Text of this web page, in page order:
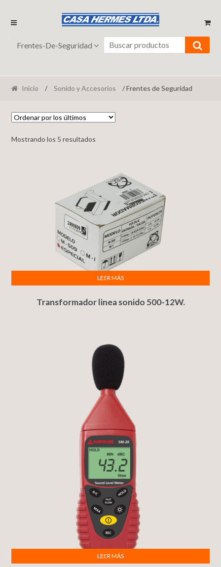
Ir
Ir
contenido
Frentes-De-Seguridad
Inicio / Sonido y Accesorios / Frentes de Seguridad
Mostrando los 5 resultados
Transformador linea sonido 500-12W.
LEER MÁS
LEER MÁS